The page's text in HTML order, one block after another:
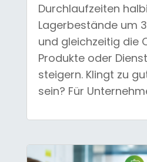
Durchlaufzeiten
Lagerbestände um
und gleichzeitig die
Produkte oder
steigern. Klingt zu
sein? Für